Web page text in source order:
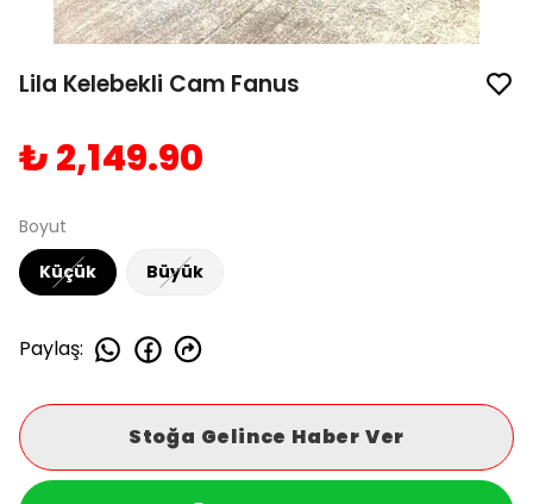
Lila Kelebekli Cam Fanus
₺ 2,149.90
Boyut
Küçük
Büyük
Paylaş:
Stoğa Gelince Haber Ver